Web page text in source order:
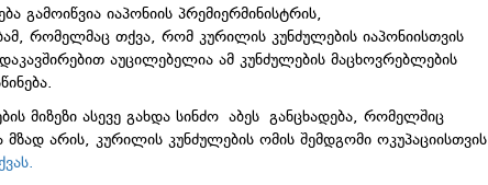
გამოიწვია იაპონიის პრემიერმინისტრის,
რომელმაც თქვა, რომ კურილის კუნძულების იაპონიისთვის
აუცილებელია ამ კუნძულების მაცხოვრებლების
მიზეზი ასევე გახდა სინძო აბეს განცხადება, რომელშიც
არის, კურილის კუნძულების ომის შემდგომი ოკუპაციისთვის